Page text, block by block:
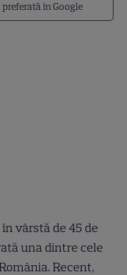
în Google
vârstă de 45 de
una dintre cele
Recent,